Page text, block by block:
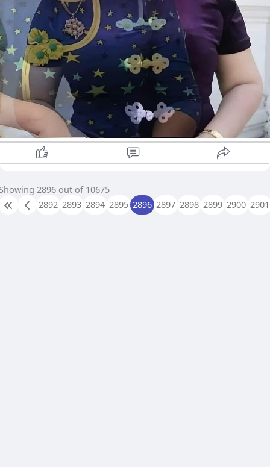
2896 out of 10675
2892 2893 2894 2895 2896 2897 2898 2899 2900 2901